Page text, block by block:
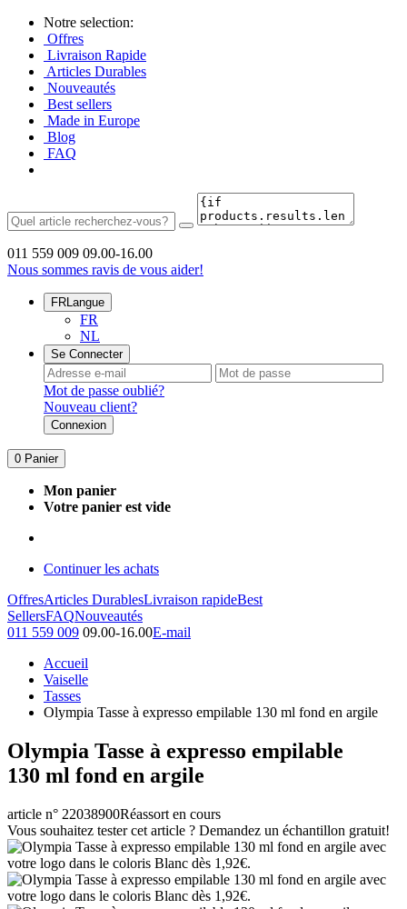
Notre selection:
Offres
Livraison Rapide
Articles Durables
Nouveautés
Best sellers
Made in Europe
Blog
FAQ
011 559 009 09.00-16.00
Nous sommes ravis de vous aider!
FRLangue
FR
NL
Se Connecter
Mot de passe oublié?
Nouveau client?
Connexion
0 Panier
Mon panier
Votre panier est vide
Continuer les achats
OffresArticles DurablesLivraison rapideBest
SellersFAQNouveautés
011 559 009 09.00-16.00E-mail
Accueil
Vaiselle
Tasses
Olympia Tasse à expresso empilable 130 ml fond en argile
Olympia Tasse à expresso empilable
130 ml fond en argile
article n° 22038900Réassort en cours
Vous souhaitez tester cet article ? Demandez un échantillon gratuit!